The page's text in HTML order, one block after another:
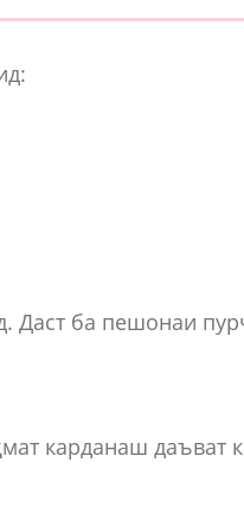
Даст ба пешонаи
карданаш даъват